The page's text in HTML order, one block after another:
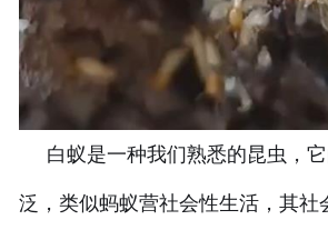
白蚁是一种我们熟悉的昆虫，
泛，类似蚂蚁营社会性生活，其社